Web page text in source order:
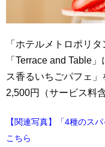
「ホテルメトロポリ
「Terrace and Table
ス香るいちごパフェ
2,500円（サービス料
【関連写真】「4種のス
こちら